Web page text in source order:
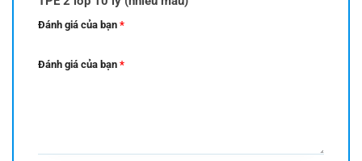
Đánh giá của bạn *
Đánh giá của bạn *